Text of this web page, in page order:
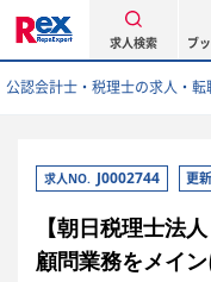
求人検索 ブ
公認会計士・税理士の求人・
求人NO. J0002744 更
【朝日税理士法
顧問業務をメイ